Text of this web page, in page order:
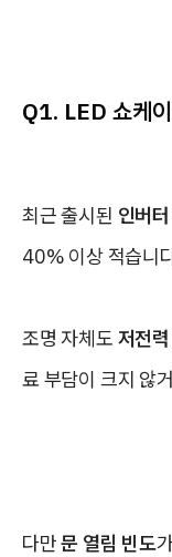
Q1. LED 쇼케
최근 출시된 인버
40% 이상 적습니
조명 자체도 저전
료 부담이 크지 않
다만문 열림 빈도